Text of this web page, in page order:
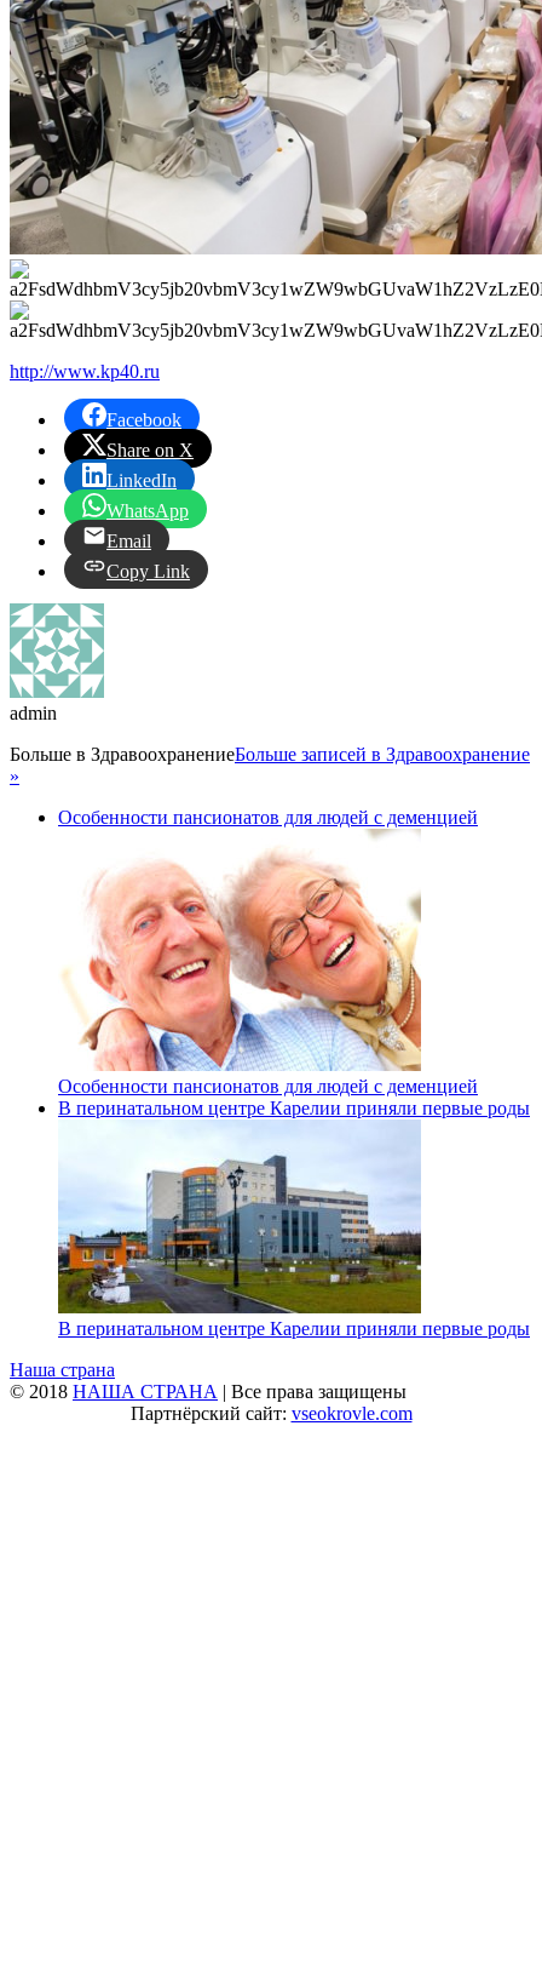
http://www.kp40.ru
Facebook
Share on X
LinkedIn
WhatsApp
Email
Copy Link
admin
Больше в ЗдравоохранениеБольше записей в Здравоохранение
»
Особенности пансионатов для людей с деменцией
Особенности пансионатов для людей с деменцией
В перинатальном центре Карелии приняли первые роды
В перинатальном центре Карелии приняли первые роды
Наша страна
© 2018 НАША СТРАНА | Все права защищены
Партнёрский сайт: vseokrovle.com